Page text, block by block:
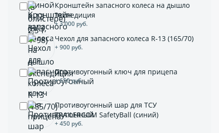
Кронштейн запасного колеса на дышло
Экспедиция
+ 3 000 руб.
Чехол для запасного колеса R-13 (165/70)
+ 900 руб.
Противоугонный ключ для прицепа
+ 650 руб.
Противоугонный шар для ТСУ
TRAILERCOM SafetyBall (синий)
+ 450 руб.